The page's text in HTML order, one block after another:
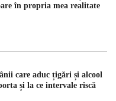
în propria mea realitate
care aduc țigări și alcool
și la ce intervale riscă